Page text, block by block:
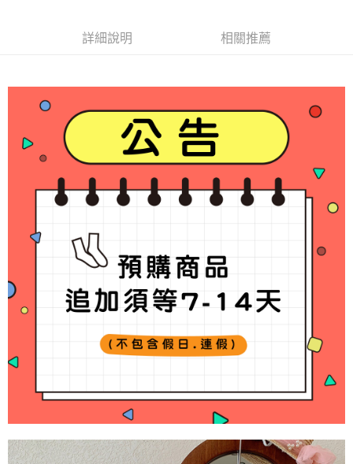
每筆NT$65，滿NT$688(含以上)免運費
每筆NT$65，滿NT$688(含以上)免運費
付款後7-11取貨
每筆NT$65，滿NT$688(含以上)免運費
每筆NT$80，滿NT$1,000(含以上)免運費
每筆NT$125，滿NT$1,500(含以上)免運費
香港澳門地區
詳細說明 相關推薦